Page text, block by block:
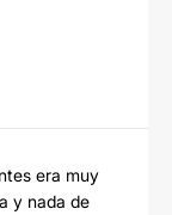
era muy
y nada de